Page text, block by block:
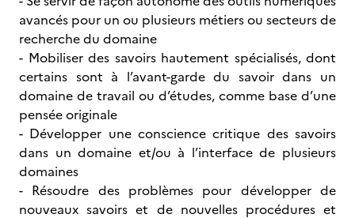
avancés pour un ou plusieurs métiers ou secteurs de
recherche du domaine
- Mobiliser des savoirs hautement spécialisés, dont
certains sont à l’avant-garde du savoir dans un
domaine de travail ou d’études, comme base d’une
pensée originale
- Développer une conscience critique des savoirs
dans un domaine et/ou à l’interface de plusieurs
domaines
- Résoudre des problèmes pour développer de
nouveaux savoirs et de nouvelles procédures et